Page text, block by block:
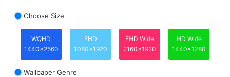
Choose Size
WQHD
1440x2560
FHD
1080x1920
FHD Wide
2160x1920
HD Wide
1440x1280
Wallpaper Genre